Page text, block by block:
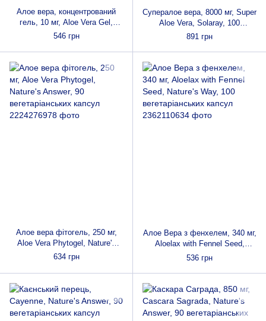
Алое вера, концентрований
гель, 10 мг, Aloe Vera Gel,
Solaray, 100 вегетаріанських
546 грн
Супералое вера, 8000 мг, Super
Aloe Vera, Solaray, 100
вегетаріанських капсул
891 грн
Алое вера фітогель, 250 мг,
Aloe Vera Phytogel, Nature's
Answer, 90 вегетаріанських
634 грн
Алое Вера з фенхелем, 340 мг,
Aloelax with Fennel Seed,
Nature's Way, 100
вегетаріанських капсул
536 грн